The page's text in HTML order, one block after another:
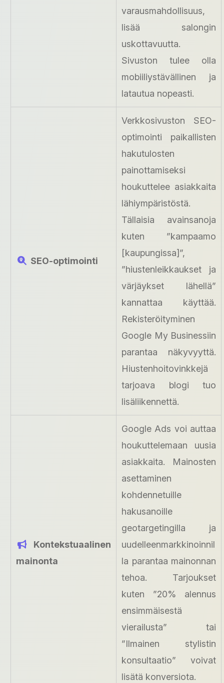
varausmahdollisuus,
lisää salongin
uskottavuutta.
Sivuston tulee olla
mobiiliystävällinen ja
latautua nopeasti.
SEO-optimointi
Verkkosivuston SEO-
optimointi paikallisten
hakutulosten
painottamiseksi
houkuttelee asiakkaita
lähiympäristöstä.
Tällaisia avainsanoja
kuten ”kampaamo
[kaupungissa]”,
”hiustenleikkaukset ja
värjäykset lähellä”
kannattaa käyttää.
Rekisteröityminen
Google My Businessiin
parantaa näkyvyyttä.
Hiustenhoitovinkkejä
tarjoava blogi tuo
lisäliikennettä.
Kontekstuaalinen
mainonta
Google Ads voi auttaa
houkuttelemaan uusia
asiakkaita. Mainosten
asettaminen
kohdennetuille
hakusanoille
geotargetingilla ja
uudelleenmarkkinoinnil
la parantaa mainonnan
tehoa. Tarjoukset
kuten ”20% alennus
ensimmäisestä
vierailusta” tai
”Ilmainen stylistin
konsultaatio” voivat
lisätä konversiota.